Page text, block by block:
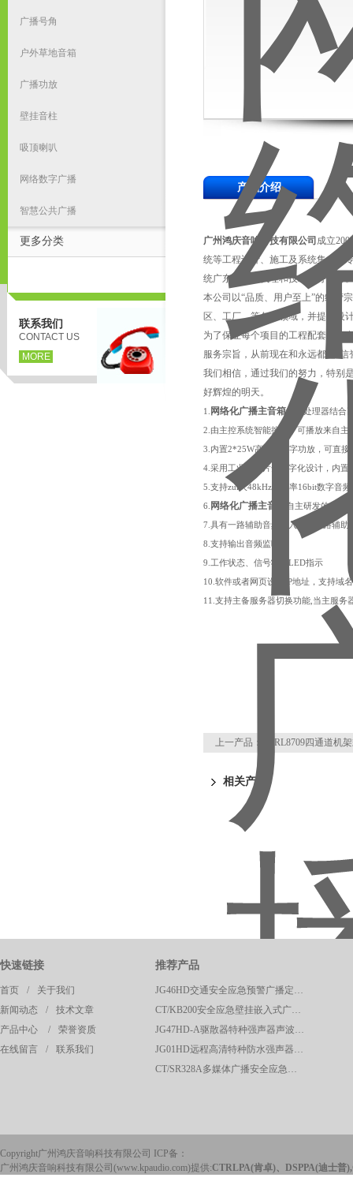
广播号角
户外草地音箱
广播功放
壁挂音柱
吸顶喇叭
网络数字广播
智慧公共广播
更多分类
联系我们
CONTACT US
MORE
产品介绍
广州鸿庆音响科技有限公司 成立
统等工程设计、施工及系统集成的
统广东地区总代理和技术服务中心
本公司以“品质、用户至上”的经营
区、工厂、等各个领域，并提供设
为了保证每个项目的工程配套设备
服务宗旨，从前现在和永远都是“
我们相信，通过我们的努力，特别
好辉煌的明天。
1. 网络化广播主音箱终端处理器结合
2.由主控系统智能控制，可播放来自
3.内置2*25W高效率数字功放，可直
4.采用工业级芯片全数字化设计，内置
5.支持zui大48kHz采样率16bit数字音
6. 网络化广播主音箱
自主研发的实时
7.具有一路辅助音频输入口、一路辅助
8.支持输出音频监听
9. 工作状态、信号状态LED指示
10.软件或者网页设置IP地址，支持域
11.支持主备服务器切换功能,当主服务
上一产品： CTRL8709四通道机
相关产品
快速链接
首页 /
关于我们
新闻动态
/
技术文章
产品中心
/
荣誉资质
在线留言
/ 联系我们
推荐产品
JG46HD交通安全应急预警广播定向高清强声器
CT/KB200安全应急壁挂嵌入式广播呼叫控制主机
JG47HD-A驱散器特种强声器声波定向驱散器应急预警系统
JG01HD远程高清特种防水强声器校园广播应急系统
CT/SR328A多媒体广播安全应急声波驱散系统控制主机
Copyright广州鸿庆音响科技有限公司 ICP备：
广州鸿庆音响科技有限公司(www.kpaudio.com)提供:CTRLPA(肯卓)、DSPPA(迪士普